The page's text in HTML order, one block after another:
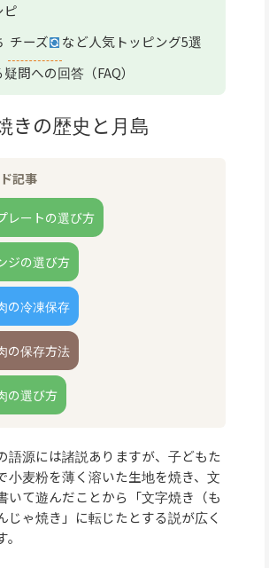
ピ
チーズ
など人気トッピング5選
問への回答（FAQ）
きの歴史と月島
記事
レートの選び方
ジの選び方
の冷凍保存
の保存方法
の選び方
語源には諸説ありますが、子どもた
小麦粉を薄く溶いた生地を焼き、文
いて遊んだことから「文字焼き（も
じゃ焼き」に転じたとする説が広く